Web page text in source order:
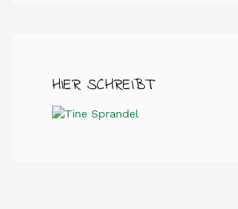
HIER SCHREIBT